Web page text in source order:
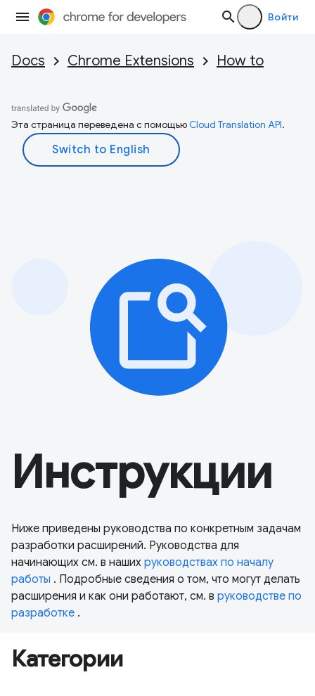
Войти
Docs Chrome Extensions How to
Эта страница переведена с помощьюCloud Translation API.
Инструкции
Ниже приведены руководства по конкретным задачам
разработки расширений. Руководства для
начинающих см. в наших руководствах по началу
работы . Подробные сведения о том, что могут делать
расширения и как они работают, см. в руководстве по
разработке .
Категории